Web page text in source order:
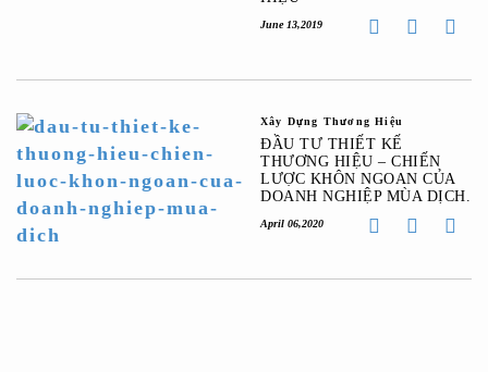
June 13,2019
Xây Dựng Thương Hiệu
ĐẦU TƯ THIẾT KẾ
THƯƠNG HIỆU – CHIẾN
LƯỢC KHÔN NGOAN CỦA
DOANH NGHIỆP MÙA DỊCH.
April 06,2020